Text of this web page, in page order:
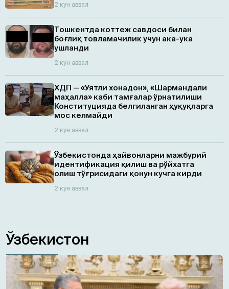
2 кун аввал
Тошкентда коттеж савдоси билан
боғлиқ товламачилик учун ака-ука
ушланди
2 кун аввал
ХДП — «Уятли хонадон», «Шармандали
маҳалла» каби тамғалар ўрнатилиши
Конституцияда белгиланган ҳуқуқларга
мос келмайди
2 кун аввал
Ўзбекистонда ҳайвонларни мажбурий
идентификация қилиш ва рўйхатга
олиш тўғрисидаги қонун кучга кирди
2 кун аввал
Ўзбекистон